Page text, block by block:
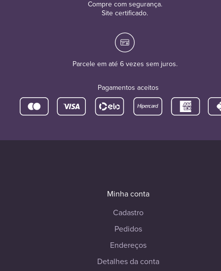
Compre com segurança.
Site certificado.
Parcele em até 6 vezes sem juros.
Pagamentos aceitos
Minha conta
Cadastro
Pedidos
Endereços
Detalhes da conta